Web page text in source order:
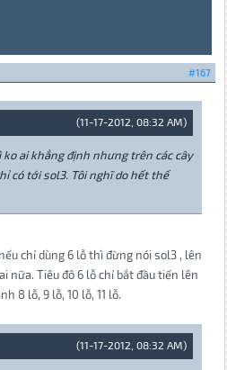
#167
(11-17-2012, 08:32 AM)
ko ai khẳng định nhưng trên các cây
có tới sol3. Tôi nghĩ do hết thế
chỉ dùng 6 lỗ thì đừng nói sol3 , lên
nữa. Tiêu đô 6 lỗ chỉ bắt đầu tiến lên
8 lỗ, 9 lỗ, 10 lỗ, 11 lỗ.
(11-17-2012, 08:32 AM)